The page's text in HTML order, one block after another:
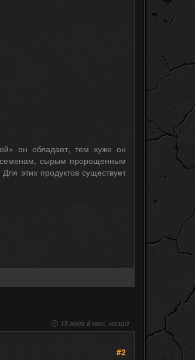
он обладает, тем хуже он
семенам, сырым пророщенным
этих продуктов существует
13 года 8 мес. назад
#2